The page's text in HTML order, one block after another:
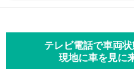
テレビ電話で車両状
現地に車を見に